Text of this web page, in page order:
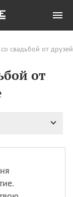
свадьбой от
от
Все
и
Пантелеимона
Чудотворца
на
Клары —